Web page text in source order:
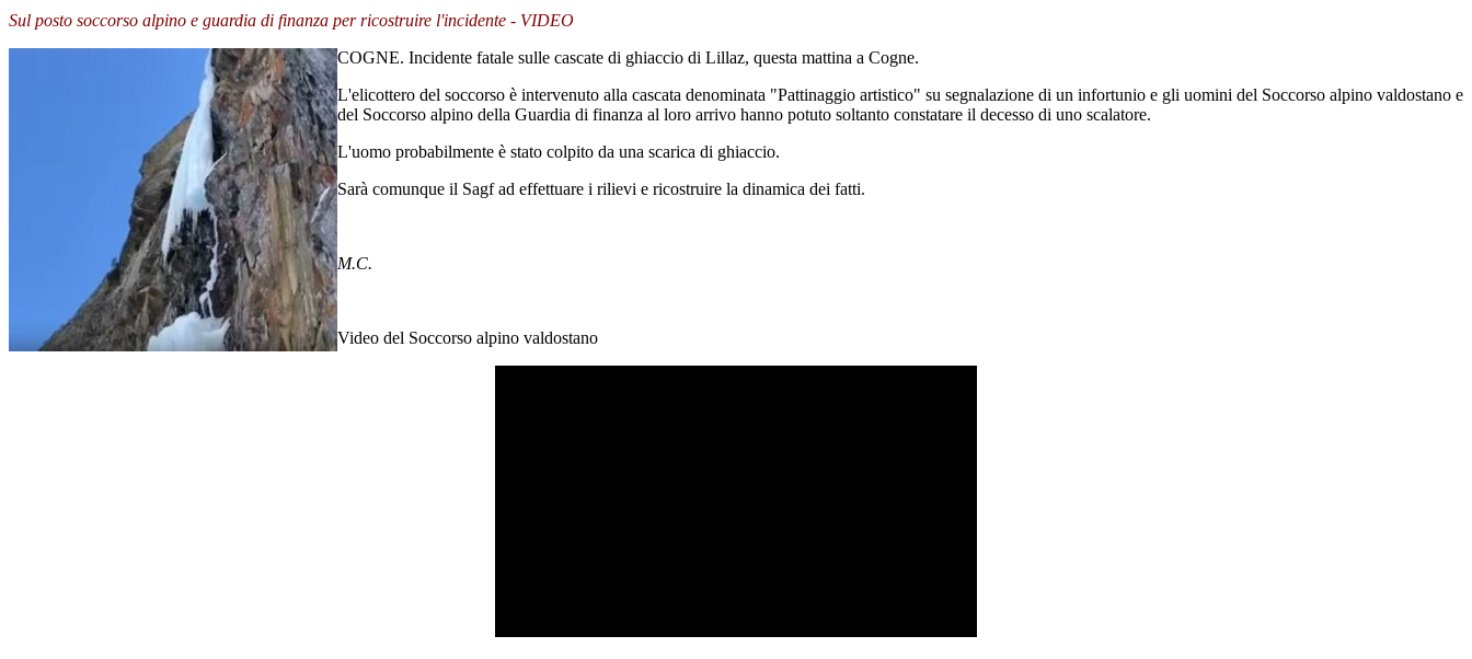
Sul posto soccorso alpino e guardia di finanza per ricostruire l'incidente - VIDEO
COGNE. Incidente fatale sulle cascate di ghiaccio di Lillaz, questa mattina a Cogne.
L'elicottero del soccorso è intervenuto alla cascata denominata "Pattinaggio artistico" su segnalazione di un infortunio e gli uomini del Soccorso alpino valdostano e
del Soccorso alpino della Guardia di finanza al loro arrivo hanno potuto soltanto constatare il decesso di uno scalatore.
L'uomo probabilmente è stato colpito da una scarica di ghiaccio.
Sarà comunque il Sagf ad effettuare i rilievi e ricostruire la dinamica dei fatti.
M.C.
Video del Soccorso alpino valdostano